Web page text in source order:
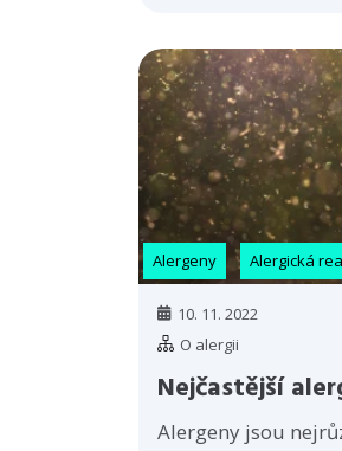
Alergeny Alergická
10. 11. 2022
O alergii
Nejčastější
Alergeny jsou